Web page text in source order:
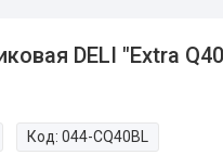
DELI "Extra
Код:044-CQ40BL